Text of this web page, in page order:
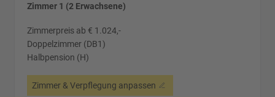
Zimmer 1 (2 Erwachsene)
Zimmerpreis ab € 1.024,-
Doppelzimmer (DB1)
Halbpension (H)
Zimmer & Verpflegung anpassen